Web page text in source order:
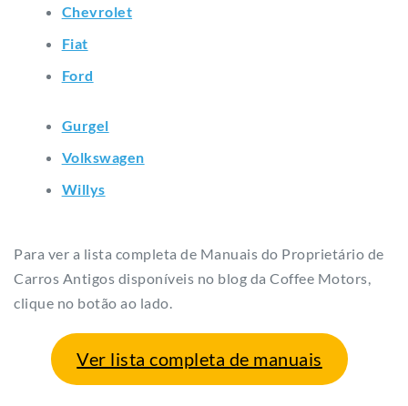
Chevrolet
Fiat
Ford
Gurgel
Volkswagen
Willys
Para ver a lista completa de Manuais do Proprietário de
Carros Antigos disponíveis no blog da Coffee Motors,
clique no botão ao lado.
Ver lista completa de manuais